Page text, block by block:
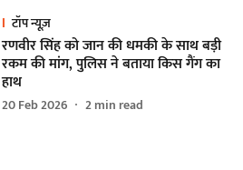
टॉप न्यूज़
रणवीर सिंह को जान की धमकी के साथ बड़ी
रकम की मांग, पुलिस ने बताया किस गैंग का
हाथ
20 Feb 2026 2min read